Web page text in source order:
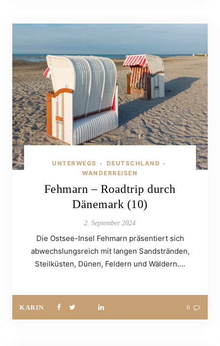
UNTERWEGS • DEUTSCHLAND •
WANDERREISEN
Fehmarn – Roadtrip durch
Dänemark (10)
2. September 2024
Die Ostsee-Insel Fehmarn präsentiert sich
abwechslungsreich mit langen Sandstränden,
Steilküsten, Dünen, Feldern und Wäldern.…
KARIN 0